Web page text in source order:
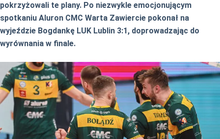
pokrzyżowali te plany. Po niezwykle emocjonującym
spotkaniu Aluron CMC Warta Zawiercie pokonał na
wyjeździe Bogdankę LUK Lublin 3:1, doprowadzając do
wyrównania w finale.